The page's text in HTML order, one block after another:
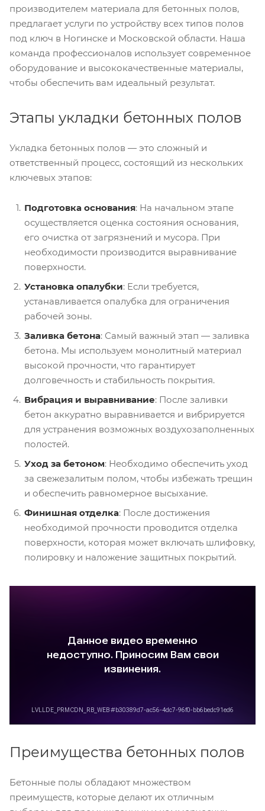
производителем материала для бетонных полов,
предлагает услуги по устройству всех типов полов
под ключ в Ногинске и Московской области. Наша
команда профессионалов использует современное
оборудование и высококачественные материалы,
чтобы обеспечить вам идеальный результат.
Этапы укладки бетонных полов
Укладка бетонных полов — это сложный и
ответственный процесс, состоящий из нескольких
ключевых этапов:
Подготовка основания: На начальном этапе
осуществляется оценка состояния основания,
его очистка от загрязнений и мусора. При
необходимости производится выравнивание
поверхности.
Установка опалубки: Если требуется,
устанавливается опалубка для ограничения
рабочей зоны.
Заливка бетона: Самый важный этап — заливка
бетона. Мы используем монолитный материал
высокой прочности, что гарантирует
долговечность и стабильность покрытия.
Вибрация и выравнивание: После заливки
бетон аккуратно выравнивается и вибрируется
для устранения возможных воздухозаполненных
полостей.
Уход за бетоном: Необходимо обеспечить уход
за свежезалитым полом, чтобы избежать трещин
и обеспечить равномерное высыхание.
Финишная отделка: После достижения
необходимой прочности проводится отделка
поверхности, которая может включать шлифовку,
полировку и наложение защитных покрытий.
Преимущества бетонных полов
Бетонные полы обладают множеством
преимуществ, которые делают их отличным